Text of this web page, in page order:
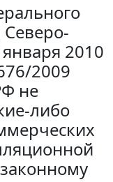
Северо-
2010
2009
не
либо